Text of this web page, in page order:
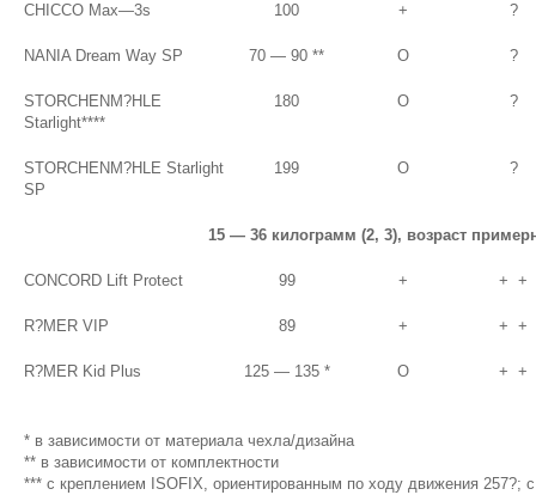
CHICCO Max—3s 100 + ?
NANIA Dream Way SP 70 — 90 ** О ?
STORCHENM?HLE
Starlight****
180 О ?
STORCHENM?HLE Starlight
SP
199 О ?
15 — 36 килограмм (2, 3), возраст
CONCORD Lift Protect 99 + + +
R?MER VIP 89 + + +
R?MER Kid Plus 125 — 135 * О + +
* в зависимости от материала чехла/дизайна
** в зависимости от комплектности
*** с креплением ISOFIX, ориентированным по ходу движения 257?;